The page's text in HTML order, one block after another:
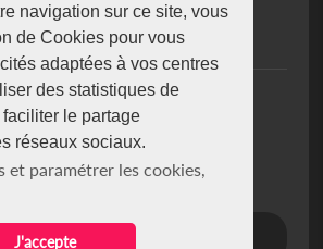
navigation sur ce site, vous
de Cookies pour vous
adaptées à vos centres
des statistiques de
le partage
réseaux sociaux.
et paramétrer les cookies,
J'accepte
52 93
notre newsletter